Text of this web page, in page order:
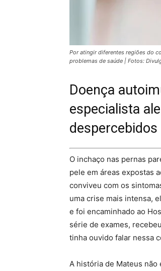
Por atingir diferentes regiões do
problemas de saúde | Fotos:
Doença
especialista
despercebidos
O inchaço nas pernas
pele em áreas expostas
conviveu com os
uma crise mais intensa,
e foi encaminhado ao
série de exames,
tinha ouvido falar nessa
A história de Mateus